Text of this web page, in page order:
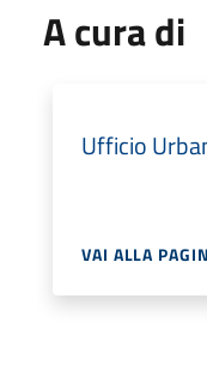
A cura di
Ufficio
VAI ALLA